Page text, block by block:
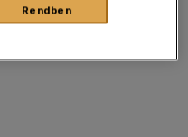
Rendben